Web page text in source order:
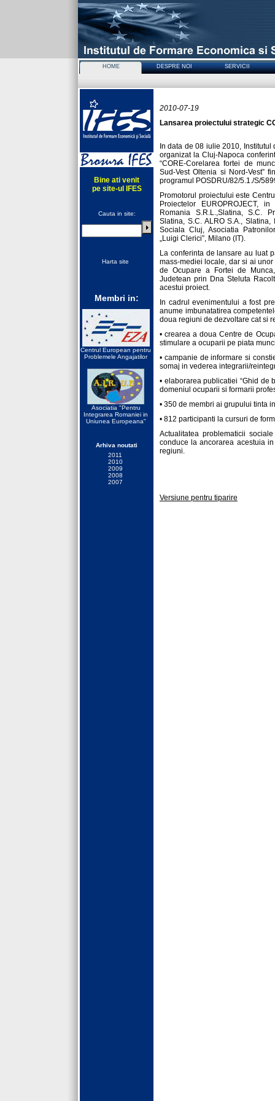
HOME DESPRE NOI SERVICII
Bine ati venit
pe site-ul IFES
Cauta in site:
Harta site
Membri in:
Centrul European pentru
Problemele Angajatilor
Asociatia "Pentru
Integrarea Romaniei in
Uniunea Europeana"
Arhiva noutati
2011
2010
2009
2008
2007
2010-07-19
Lansarea proiectului strategic
In data de 08 iulie 2010,
organizat la Cluj-Napoca
“CORE-Corelarea fortei de
Sud-Vest Oltenia si Nord-Vest”
programul POSDRU/82/5.1./S/
Promotorul proiectului este
Proiectelor EUROPROJECT,
Romania S.R.L.,Slatina, S.C.
Slatina, S.C. ALRO S.A.,
Sociala Cluj, Asociatia
„Luigi Clerici”, Milano (IT).
La conferinta de lansare au luat
mass-mediei locale, dar si ai
de Ocupare a Fortei de
Judetean prin Dna Steluta
acestui proiect.
In cadrul evenimentului a fost
anume imbunatatirea
doua regiuni de dezvoltare cat si
• crearea a doua Centre de
stimulare a ocuparii pe piata
• campanie de informare si
somaj in vederea integrarii/
• elaborarea publicatiei “Ghid de
domeniul ocuparii si formarii
• 350 de membri ai grupului tinta
• 812 participanti la cursuri de
Actualitatea problematicii
conduce la ancorarea acestuia
regiuni.
Versiune pentru tiparire